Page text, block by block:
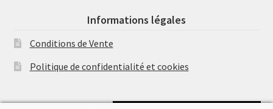
Informations légales
Conditions de Vente
Politique de confidentialité et cookies